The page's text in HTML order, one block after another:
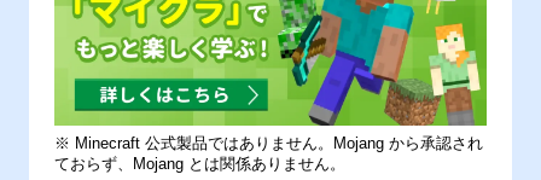
※ Minecraft 公式製品ではありません。Mojang から承認され
ておらず、Mojang とは関係ありません。